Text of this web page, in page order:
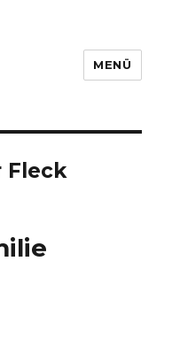
MENÜ
Fleck